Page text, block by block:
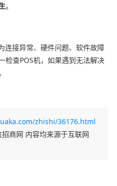
。
接异常、硬件问题、软件故障
检查POS机，如果遇到无法解决
zhishi/36176.html
商网 内容均来源于互联网